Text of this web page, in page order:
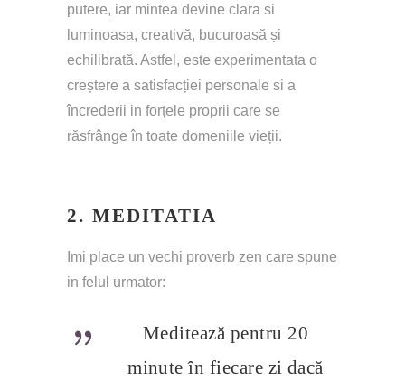
putere, iar mintea devine clara si
luminoasa, creativă, bucuroasă și
echilibrată. Astfel, este experimentata o
creștere a satisfacției personale si a
încrederii in forțele proprii care se
răsfrânge în toate domeniile vieții.
2. MEDITATIA
Imi place un vechi proverb zen care spune
in felul urmator:
Meditează pentru 20
minute în fiecare zi dacă